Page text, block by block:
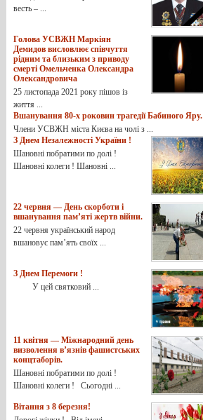
весть – ...
Голова УСВЖН Маркіян
Демидов висловлює співчуття
рідним та близьким з приводу
смерті Омельченка Олександра
Олександровича
25 листопада 2021 року пішов із
життя ...
Вшанування 80-х роковин трагедії Бабиного Яру.
Члени УСВЖН міста Києва на чолі з ...
З Днем Незалежності України !
Шановні побратими по долі !
Шановні колеги ! Шановні ...
22 червня — День скорботи і
вшанування пам’яті жертв війни.
22 червня український народ
вшановує пам’ять своїх ...
З Днем Перемоги !
У цей святковий ...
11 квітня — Міжнародний день
визволення в’язнів фашистських
концтаборів.
Шановні побратими по долі !
Шановні колеги ! Сьогодні ...
Вітання з 8 березня!